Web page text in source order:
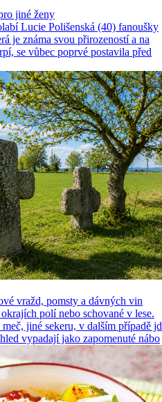
jiné ženy
Lucie Polišenská (40) fanoušky
je známa svou přirozeností a na
se vůbec poprvé postavila před
vražd, pomsty a dávných vin
polí nebo schované v lese.
jiné sekeru, v dalším případě
vypadají jako zapomenuté nábo